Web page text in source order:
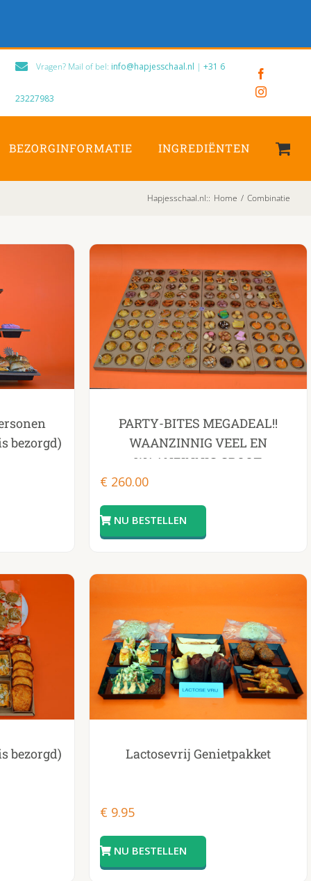
Vragen? Mail of bel: info@hapjesschaal.nl | +31 6
23227983
Instagram
BEZORGINFORMATIE INGREDIËNTEN
Hapjesschaal.nl:: Home / Combinatie
bezorgd)
PARTY-BITES MEGADEAL!!
WAANZINNIG VEEL EN
WAANZINNIG GROOT
€ 260.00
bezorgd) Lactosevrij Genietpakket
€ 9.95